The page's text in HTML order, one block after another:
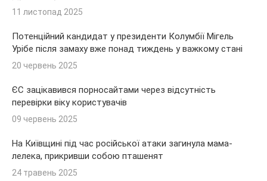
11 листопад 2025
Потенційний кандидат у президенти Колумбії Мігель
Урібе після замаху вже понад тиждень у важкому стані
20 червень 2025
ЄС зацікавився порносайтами через відсутність
перевірки віку користувачів
09 червень 2025
На Київщині під час російської атаки загинула мама-
лелека, прикривши собою пташенят
24 травень 2025